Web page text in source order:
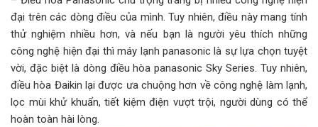
đại trên các dòng điều của mình. Tuy nhiên, điều này mang tính
thử nghiệm nhiều hơn, và nếu bạn là người yêu thích những
công nghệ hiện đại thì máy lạnh panasonic là sự lựa chọn tuyệt
vời, đặc biệt là dòng điều hòa panasonic Sky Series. Tuy nhiên,
điều hòa Đaikin lại được ưa chuộng hơn về công nghệ làm lạnh,
lọc mùi khử khuẩn, tiết kiệm điện vượt trội, người dùng có thể
hoàn toàn hài lòng.